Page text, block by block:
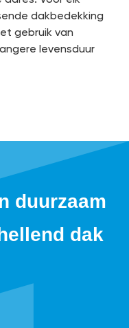
dakbedekking
gebruik van
levensduur
duurzaam
dak